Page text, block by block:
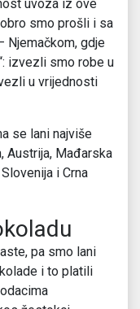
uvoza iz ove
smo prošli i sa
Njemačkom, gdje
izvezli smo robe u
u vrijednosti
se lani najviše
Austrija, Mađarska
i Crna
pa smo lani
i to platili